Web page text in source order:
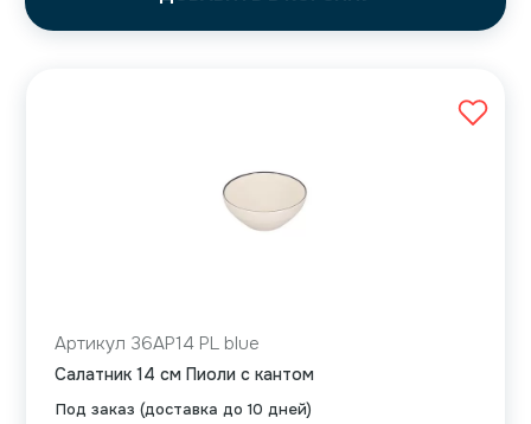
Под заказ (доставка до 10 дней)
Артикул 36AP14 PL blue
Салатник 14 см Пиоли с кантом